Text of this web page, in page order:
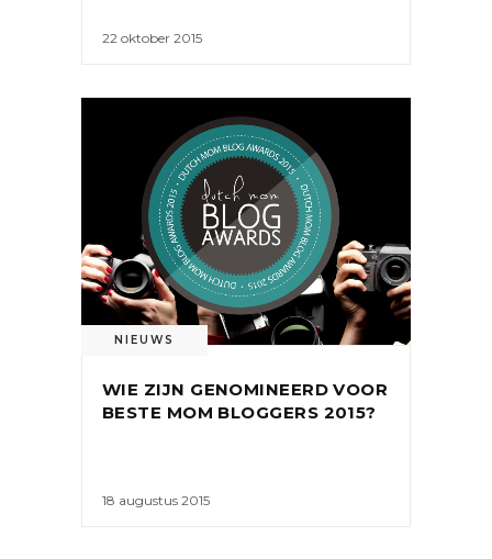
22 oktober 2015
NIEUWS
WIE ZIJN GENOMINEERD VOOR
BESTE MOM BLOGGERS 2015?
18 augustus 2015